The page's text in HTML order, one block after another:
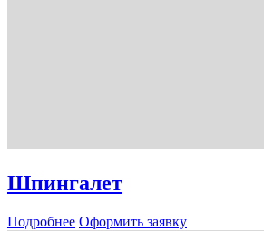
Шпингалет
Подробнее Оформить заявку